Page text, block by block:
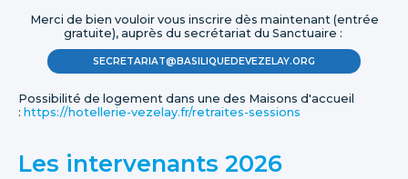
Merci de bien vouloir vous inscrire dès maintenant (entrée
gratuite), auprès du secrétariat du Sanctuaire :
SECRETARIAT@BASILIQUEDEVEZELAY.ORG
Possibilité de logement dans une des Maisons d'accueil
: https://hotellerie-vezelay.fr/retraites-sessions
Les intervenants 2026